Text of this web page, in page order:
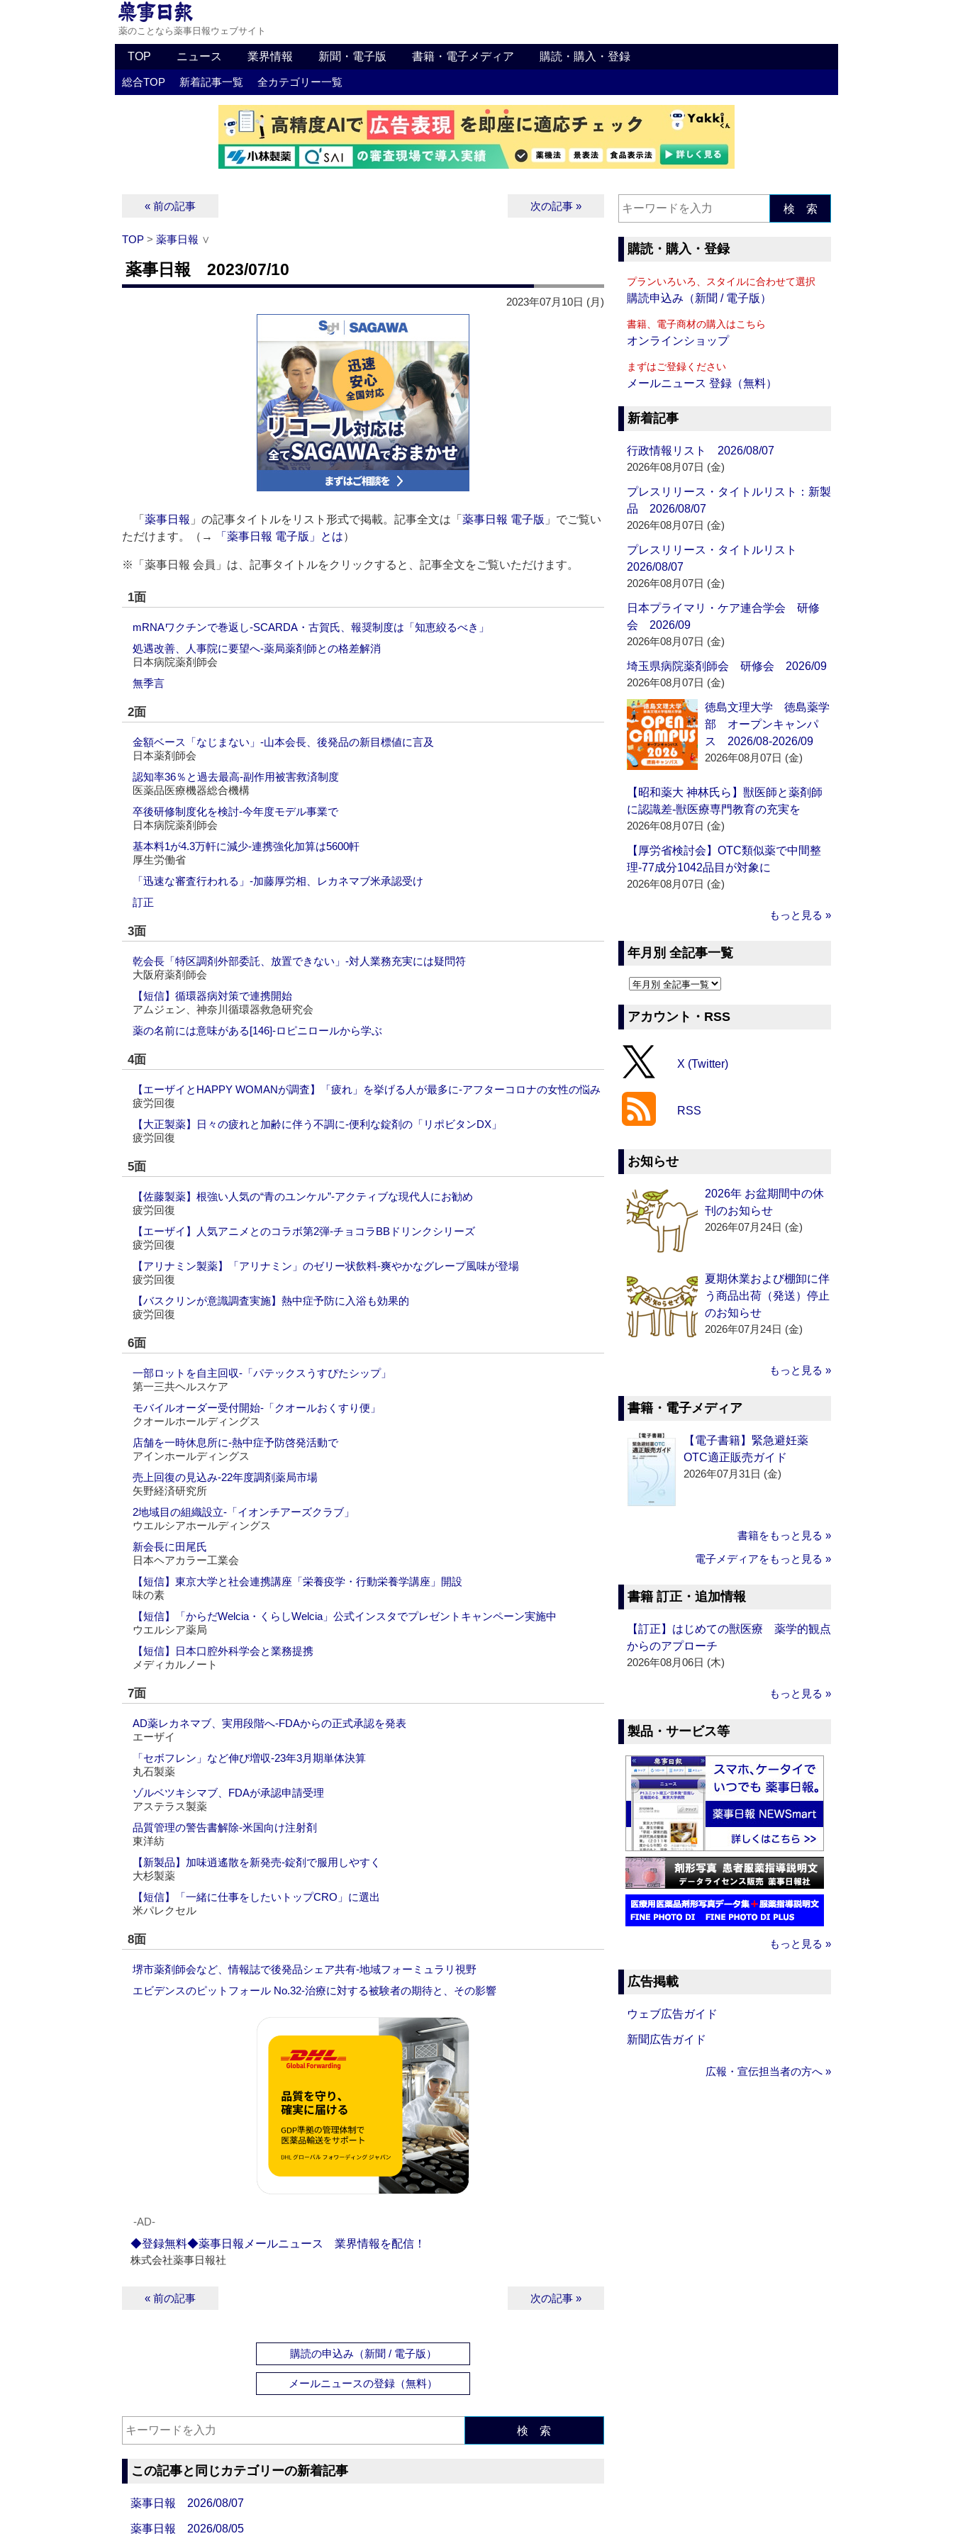
薬のことなら薬事日報ウェブサイト
TOP ニュース 業界情報 新聞・電子版 書籍・電子メディア 購読・購入・登録
総合TOP 新着記事一覧 全カテゴリー一覧
« 前の記事 次の記事 »
TOP > 薬事日報 ∨
薬事日報 2023/07/10
2023年07月10日 (月)
「 薬事日報 」の記事タイトルをリスト形式で掲載。記事全文は「 薬事日報 電子版 」でご覧い
ただけます。（→
「薬事日報 電子版」とは）
※「薬事日報 会員」は、記事タイトルをクリックすると、記事全文をご覧いただけます。
1面
mRNAワクチンで巻返し‐SCARDA・古賀氏、報奨制度は「知恵絞るべき」
処遇改善、人事院に要望へ‐薬局薬剤師との格差解消
日本病院薬剤師会
無季言
2面
金額ベース「なじまない」‐山本会長、後発品の新目標値に言及
日本薬剤師会
認知率36％と過去最高‐副作用被害救済制度
医薬品医療機器総合機構
卒後研修制度化を検討‐今年度モデル事業で
日本病院薬剤師会
基本料1が4.3万軒に減少‐連携強化加算は5600軒
厚生労働省
「迅速な審査行われる」‐加藤厚労相、レカネマブ米承認受け
訂正
3面
乾会長「特区調剤外部委託、放置できない」‐対人業務充実には疑問符
大阪府薬剤師会
【短信】循環器病対策で連携開始
アムジェン、神奈川循環器救急研究会
薬の名前には意味がある[146]‐ロピニロールから学ぶ
4面
【エーザイとHAPPY WOMANが調査】「疲れ」を挙げる人が最多に‐アフターコロナの女性の悩み
疲労回復
【大正製薬】日々の疲れと加齢に伴う不調に‐便利な錠剤の「リポビタンDX」
疲労回復
5面
【佐藤製薬】根強い人気の“青のユンケル”‐アクティブな現代人にお勧め
疲労回復
【エーザイ】人気アニメとのコラボ第2弾‐チョコラBBドリンクシリーズ
疲労回復
【アリナミン製薬】「アリナミン」のゼリー状飲料‐爽やかなグレープ風味が登場
疲労回復
【バスクリンが意識調査実施】熱中症予防に入浴も効果的
疲労回復
6面
一部ロットを自主回収‐「パテックスうすぴたシップ」
第一三共ヘルスケア
モバイルオーダー受付開始‐「クオールおくすり便」
クオールホールディングス
店舗を一時休息所に‐熱中症予防啓発活動で
アインホールディングス
売上回復の見込み‐22年度調剤薬局市場
矢野経済研究所
2地域目の組織設立‐「イオンチアーズクラブ」
ウエルシアホールディングス
新会長に田尾氏
日本ヘアカラー工業会
【短信】東京大学と社会連携講座「栄養疫学・行動栄養学講座」開設
味の素
【短信】「からだWelcia・くらしWelcia」公式インスタでプレゼントキャンペーン実施中
ウエルシア薬局
【短信】日本口腔外科学会と業務提携
メディカルノート
7面
AD薬レカネマブ、実用段階へ‐FDAからの正式承認を発表
エーザイ
「セボフレン」など伸び増収‐23年3月期単体決算
丸石製薬
ゾルベツキシマブ、FDAが承認申請受理
アステラス製薬
品質管理の警告書解除‐米国向け注射剤
東洋紡
【新製品】加味逍遙散を新発売‐錠剤で服用しやすく
大杉製薬
【短信】「一緒に仕事をしたいトップCRO」に選出
米パレクセル
8面
堺市薬剤師会など、情報誌で後発品シェア共有‐地域フォーミュラリ視野
エビデンスのピットフォール No.32‐治療に対する被験者の期待と、その影響
‐AD‐
◆登録無料◆薬事日報メールニュース 業界情報を配信！
株式会社薬事日報社
« 前の記事 次の記事 »
購読の申込み（新聞 / 電子版）
メールニュースの登録（無料）
検 索
この記事と同じカテゴリーの新着記事
薬事日報 2026/08/07
薬事日報 2026/08/05
検 索
購読・購入・登録
プランいろいろ、スタイルに合わせて選択
購読申込み（新聞 / 電子版）
書籍、電子商材の購入はこちら
オンラインショップ
まずはご登録ください
メールニュース 登録（無料）
新着記事
行政情報リスト 2026/08/07
2026年08月07日 (金)
プレスリリース・タイトルリスト：新製
品 2026/08/07
2026年08月07日 (金)
プレスリリース・タイトルリスト
2026/08/07
2026年08月07日 (金)
日本プライマリ・ケア連合学会 研修
会 2026/09
2026年08月07日 (金)
埼玉県病院薬剤師会 研修会 2026/09
2026年08月07日 (金)
徳島文理大学 徳島薬学
部 オープンキャンパ
ス 2026/08-2026/09
2026年08月07日 (金)
【昭和薬大 神林氏ら】獣医師と薬剤師
に認識差‐獣医療専門教育の充実を
2026年08月07日 (金)
【厚労省検討会】OTC類似薬で中間整
理‐77成分1042品目が対象に
2026年08月07日 (金)
もっと見る »
年月別 全記事一覧
アカウント・RSS
X (Twitter)
RSS
お知らせ
2026年 お盆期間中の休
刊のお知らせ
2026年07月24日 (金)
夏期休業および棚卸に伴
う商品出荷（発送）停止
のお知らせ
2026年07月24日 (金)
もっと見る »
書籍・電子メディア
【電子書籍】緊急避妊薬
OTC適正販売ガイド
2026年07月31日 (金)
書籍をもっと見る »
電子メディアをもっと見る »
書籍 訂正・追加情報
【訂正】はじめての獣医療 薬学的観点
からのアプローチ
2026年08月06日 (木)
もっと見る »
製品・サービス等
もっと見る »
広告掲載
ウェブ広告ガイド
新聞広告ガイド
広報・宣伝担当者の方へ »